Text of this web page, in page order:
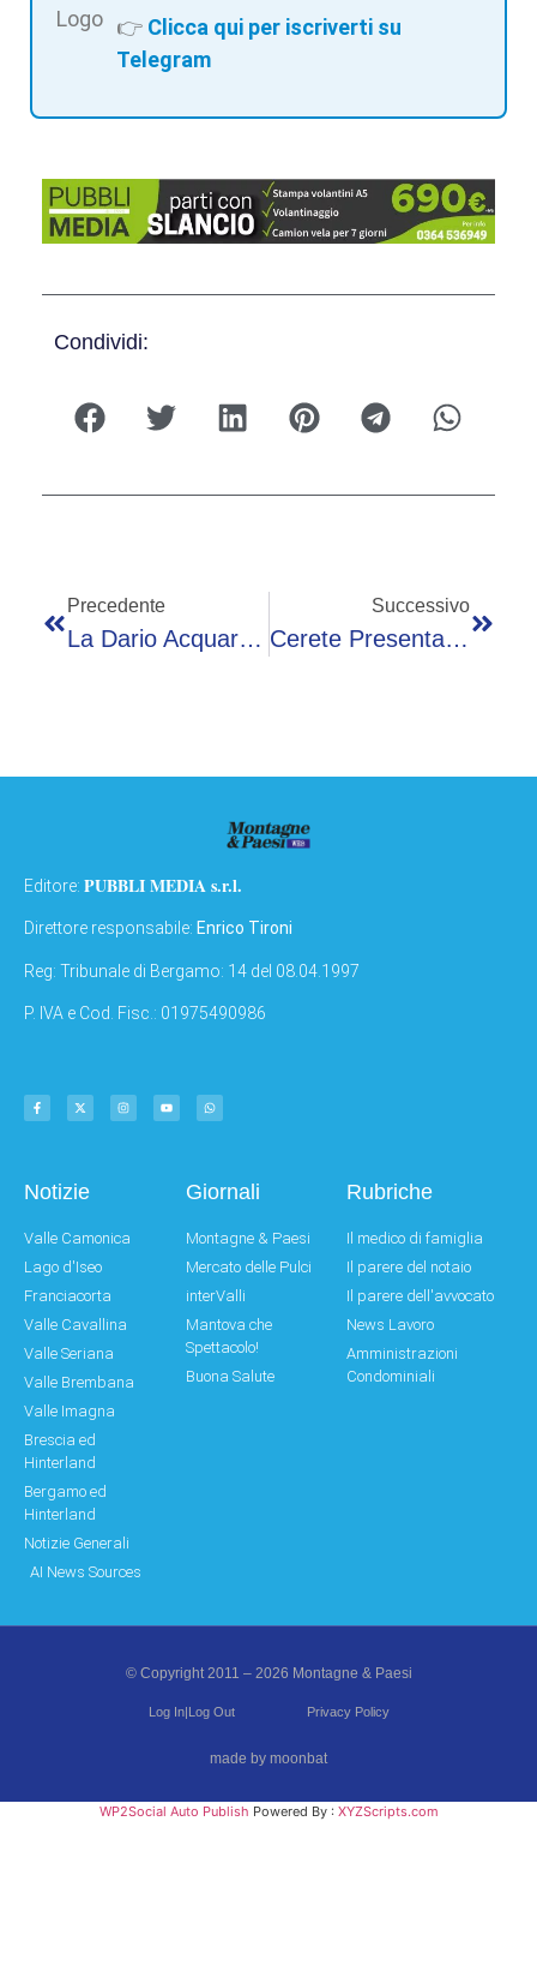
👉 Clicca qui per iscriverti su
Telegram
Condividi:
Precedente
La Dario Acquaroli Celebra 25 Anni A Iseo (Brescia): Torna La T-Shirt Iconica Del 2001
Successivo
Cerete Presenta Il Corri Nei Borghi 2026: 19^ Edizione Con Otto Gare In Val Seriana Al Via L’11 Luglio Da Vertova
Editore: PUBBLI MEDIA s.r.l.
Direttore responsabile: Enrico Tironi
Reg: Tribunale di Bergamo: 14 del 08.04.1997
P. IVA e Cod. Fisc.: 01975490986
Notizie
Valle Camonica
Lago d'Iseo
Franciacorta
Valle Cavallina
Valle Seriana
Valle Brembana
Valle Imagna
Brescia ed
Hinterland
Bergamo ed
Hinterland
Notizie Generali
AI News Sources
Giornali
Montagne & Paesi
Mercato delle Pulci
interValli
Mantova che
Spettacolo!
Buona Salute
Rubriche
Il medico di famiglia
Il parere del notaio
Il parere dell'avvocato
News Lavoro
Amministrazioni
Condominiali
© Copyright 2011 – 2026 Montagne & Paesi
Log In|Log Out Privacy Policy
made by moonbat
WP2Social Auto Publish Powered By : XYZScripts.com